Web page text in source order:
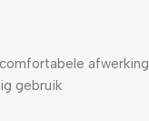
afwerking
gebruik